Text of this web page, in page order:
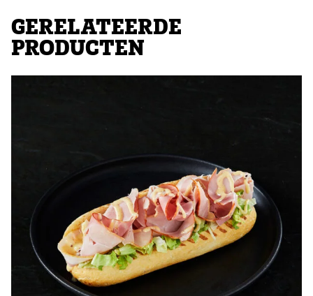
GERELATEERDE
PRODUCTEN